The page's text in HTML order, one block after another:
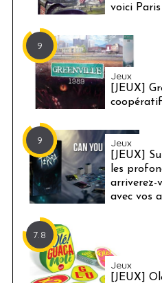
voici
9
Jeux
[JEUX]
9 Jeux
[JEUX]
les
arriverez-
avec vos
7.8
Jeux
[JEUX]